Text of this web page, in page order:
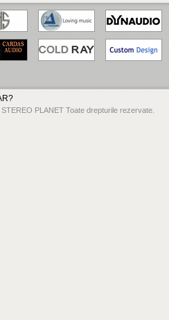
PLANET Toate drepturile rezervate.